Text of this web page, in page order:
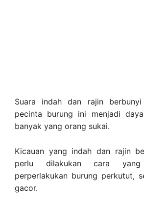
Suara indah dan rajin
pecinta burung ini menjadi
banyak yang orang sukai.
Kicauan yang indah dan rajin
perlu dilakukan cara
perperlakukan burung perkutut,
gacor.